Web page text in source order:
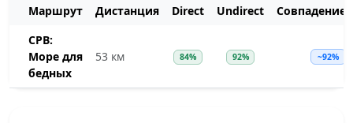
Маршрут Дистанция Direct Undirect
Совпадение
СРВ:
Море для
бедных
53 км 84% 92% ~92%